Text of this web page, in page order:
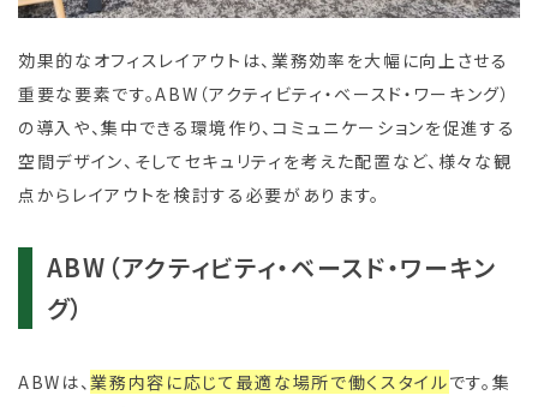
効果的なオフィスレイアウトは、業務効率を大幅に向上させる
重要な要素です。ABW（アクティビティ・ベースド・ワーキング）
の導入や、集中できる環境作り、コミュニケーションを促進する
空間デザイン、そしてセキュリティを考えた配置など、様々な観
点からレイアウトを検討する必要があります。
ABW（アクティビティ・ベースド・ワーキン
グ）
ABWは、業務内容に応じて最適な場所で働くスタイルです。集